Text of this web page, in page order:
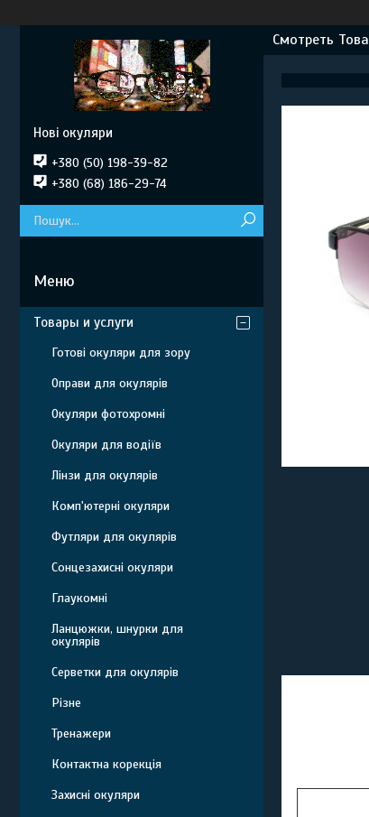
Смотреть
Нові окуляри
+380 (50) 198-39-82
+380 (68) 186-29-74
Товары и услуги
Готові окуляри для зору
Оправи для окулярів
Окуляри фотохромні
Окуляри для водіїв
Лінзи для окулярів
Комп'ютерні окуляри
Футляри для окулярів
Сонцезахисні окуляри
Глаукомні
Ланцюжки, шнурки для
окулярів
Серветки для окулярів
Різне
Тренажери
Контактна корекція
Захисні окуляри